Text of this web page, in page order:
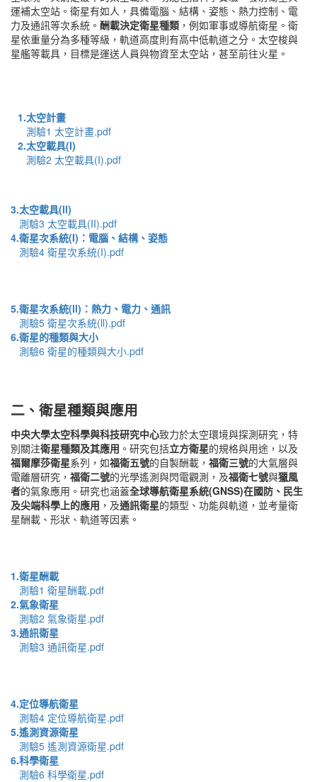
運補太空站。衛星有如人，具備電腦、結構、姿態、熱力控制、電
力及通訊等次系統。 酬載決定衛星種類 ，例如軍事或導航衛星。衛
星依重量分為多種等級，軌道高度則有高中低軌道之分。太空梭與
星艦等載具，目標是運送人員與物資至太空站，甚至前往火星。
1.太空計畫
測驗1 太空計畫.pdf
2.太空載具(I)
測驗2 太空載具(I).pdf
3.太空載具(ll)
測驗3 太空載具(II).pdf
4.衛星次系統(I)：電腦、結構、姿態
測驗4 衛星次系統(I).pdf
5.衛星次系統(ll)：熱力、電力、通訊
測驗5 衛星次系統(ll).pdf
6.衛星的種類與大小
測驗6 衛星的種類與大小.pdf
二、衛星種類與應用
中央大學太空科學與科技研究中心致力於太空環境與探測研究，特
別關注衛星種類及其應用 。研究包括立方衛星的規格與用途，以及
福爾摩莎衛星系列，如福衛五號的自製酬載， 福衛三號的大氣層與
電離層研究， 福衛二號的光學遙測與閃電觀測，及福衛七號與獵風
者的氣象應用。研究也涵蓋全球導航衛星系統(GNSS)在國防、民生
及尖端科學上的應用 ，及通訊衛星的類型、功能與軌道，並考量衛
星酬載、形狀、軌道等因素。
1.衛星酬載
測驗1 衛星酬載.pdf
2.氣象衛星
測驗2 氣象衛星.pdf
3.通訊衛星
測驗3 通訊衛星.pdf
4.定位導航衛星
測驗4 定位導航衛星.pdf
5.遙測資源衛星
測驗5 遙測資源衛星.pdf
6.科學衛星
測驗6 科學衛星.pdf